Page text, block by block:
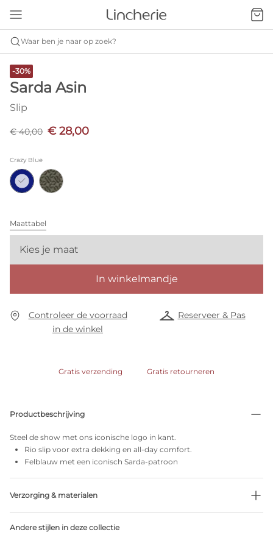
Waar ben je naar op zoek?
-30%
Sarda Asin
Slip
€ 40,00 € 28,00
Crazy Blue
Maattabel
Kies je maat
In winkelmandje
Controleer de voorraad
in de winkel
Reserveer & Pas
Gratis verzending Gratis retourneren
Productbeschrijving
Steel de show met ons iconische logo in kant.
Rio slip voor extra dekking en all-day comfort.
Felblauw met een iconisch Sarda-patroon
Verzorging & materialen
Geen professionele reiniging
Andere stijlen in deze collectie